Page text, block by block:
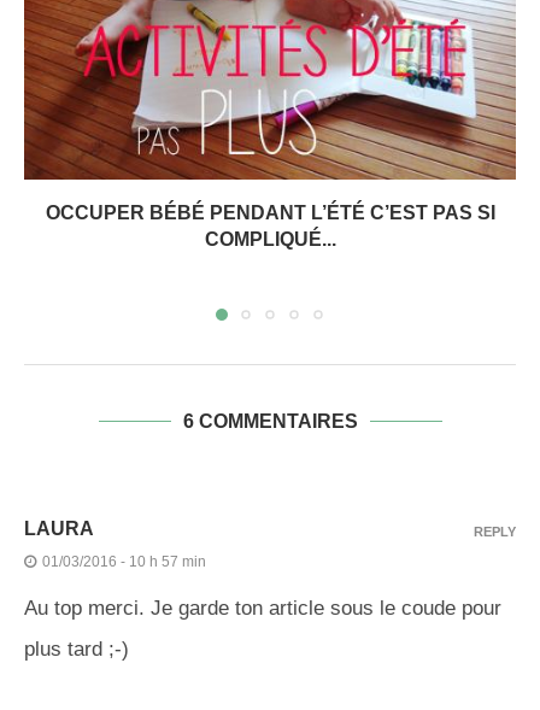
OCCUPER BÉBÉ PENDANT L’ÉTÉ C’EST PAS SI
COMPLIQUÉ...
6 COMMENTAIRES
LAURA
01/03/2016 - 10 h 57 min
Au top merci. Je garde ton article sous le coude pour
plus tard ;-)
REPLY